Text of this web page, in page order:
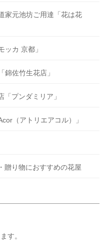
家元池坊ご用達「花は花
ッカ 京都」
錦佐竹生花店」
プンダミリア」
（アトリエアコル）」
贈り物におすすめの花屋
す。